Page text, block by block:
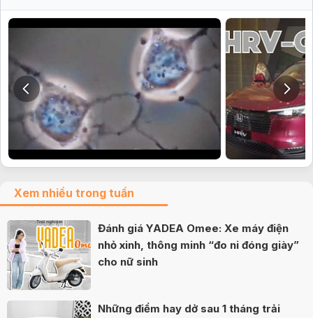
Xem nhiều trong tuần
Đánh giá YADEA Omee: Xe máy điện
nhỏ xinh, thông minh “đo ni đóng giày”
cho nữ sinh
Những điểm hay dở sau 1 tháng trải